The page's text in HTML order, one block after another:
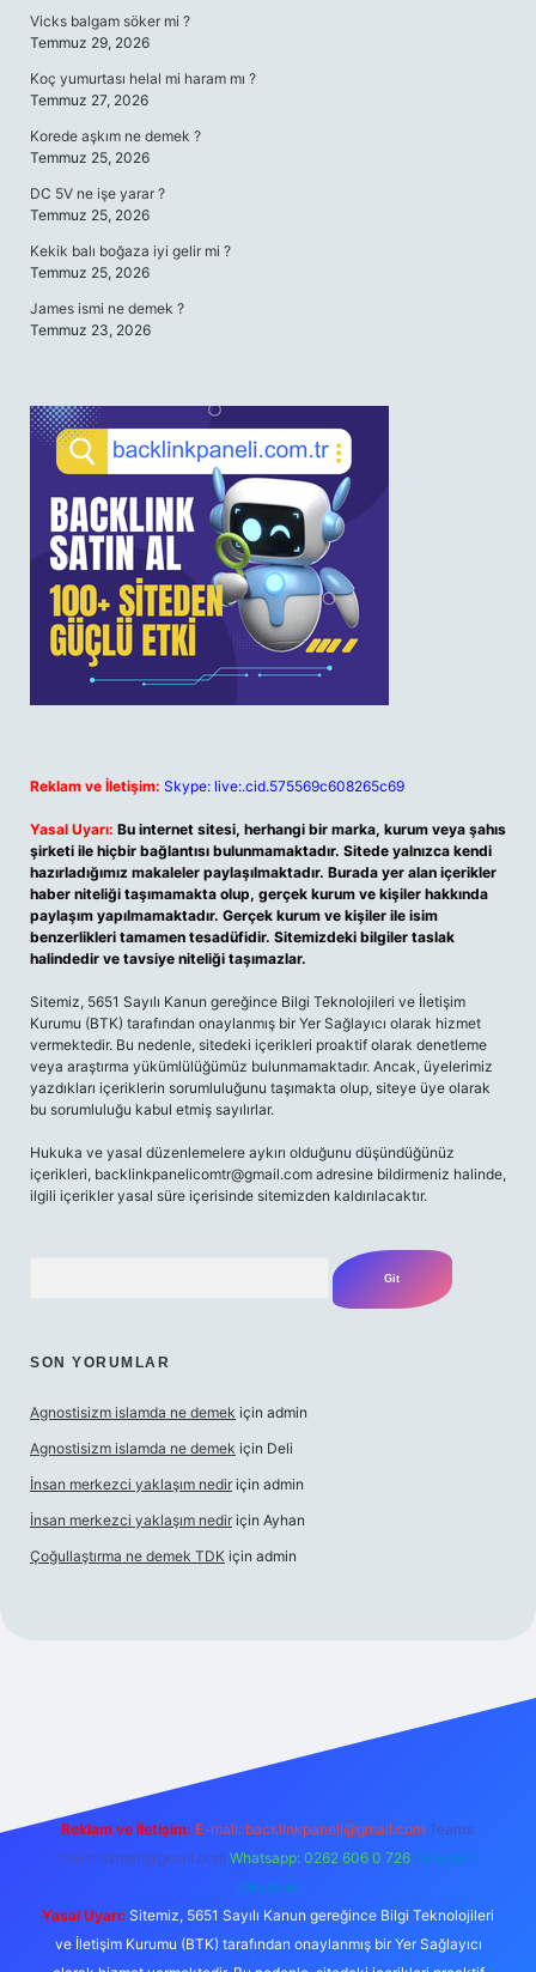
Vicks balgam söker mi ?
Temmuz 29, 2026
Koç yumurtası helal mi haram mı ?
Temmuz 27, 2026
Korede aşkım ne demek ?
Temmuz 25, 2026
DC 5V ne işe yarar ?
Temmuz 25, 2026
Kekik balı boğaza iyi gelir mi ?
Temmuz 25, 2026
James ismi ne demek ?
Temmuz 23, 2026
Reklam ve İletişim: Skype: live:.cid.575569c608265c69
Yasal Uyarı: Bu internet sitesi, herhangi bir marka, kurum veya şahıs
şirketi ile hiçbir bağlantısı bulunmamaktadır. Sitede yalnızca kendi
hazırladığımız makaleler paylaşılmaktadır. Burada yer alan içerikler
haber niteliği taşımamakta olup, gerçek kurum ve kişiler hakkında
paylaşım yapılmamaktadır. Gerçek kurum ve kişiler ile isim
benzerlikleri tamamen tesadüfidir. Sitemizdeki bilgiler taslak
halindedir ve tavsiye niteliği taşımazlar.
Sitemiz, 5651 Sayılı Kanun gereğince Bilgi Teknolojileri ve İletişim
Kurumu (BTK) tarafından onaylanmış bir Yer Sağlayıcı olarak hizmet
vermektedir. Bu nedenle, sitedeki içerikleri proaktif olarak denetleme
veya araştırma yükümlülüğümüz bulunmamaktadır. Ancak, üyelerimiz
yazdıkları içeriklerin sorumluluğunu taşımakta olup, siteye üye olarak
bu sorumluluğu kabul etmiş sayılırlar.
Hukuka ve yasal düzenlemelere aykırı olduğunu düşündüğünüz
içerikleri, backlinkpanelicomtr@gmail.com adresine bildirmeniz halinde,
ilgili içerikler yasal süre içerisinde sitemizden kaldırılacaktır.
SON YORUMLAR
Agnostisizm islamda ne demek için admin
Agnostisizm islamda ne demek için Deli
İnsan merkezci yaklaşım nedir için admin
İnsan merkezci yaklaşım nedir için Ayhan
Çoğullaştırma ne demek TDK için admin
Reklam ve İletişim: E-mail: backlinkpaneli@gmail.com Teams:
forumhizmeti@gmail.com Whatsapp: 0262 606 0 726 Telegram:
@karabul
Yasal Uyarı: Sitemiz, 5651 Sayılı Kanun gereğince Bilgi Teknolojileri
ve İletişim Kurumu (BTK) tarafından onaylanmış bir Yer Sağlayıcı